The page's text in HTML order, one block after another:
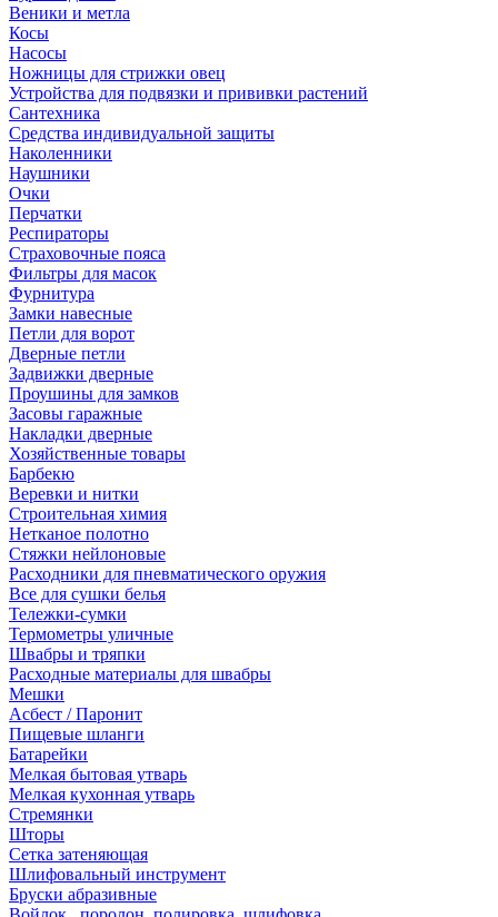
Веники и метла
Косы
Насосы
Ножницы для стрижки овец
Устройства для подвязки и прививки растений
Сантехника
Средства индивидуальной защиты
Наколенники
Наушники
Очки
Перчатки
Респираторы
Страховочные пояса
Фильтры для масок
Фурнитура
Замки навесные
Петли для ворот
Дверные петли
Задвижки дверные
Проушины для замков
Засовы гаражные
Накладки дверные
Хозяйственные товары
Барбекю
Веревки и нитки
Строительная химия
Нетканое полотно
Стяжки нейлоновые
Расходники для пневматического оружия
Все для сушки белья
Тележки-сумки
Термометры уличные
Швабры и тряпки
Расходные материалы для швабры
Мешки
Асбест / Паронит
Пищевые шланги
Батарейки
Мелкая бытовая утварь
Мелкая кухонная утварь
Стремянки
Шторы
Сетка затеняющая
Шлифовальный инструмент
Бруски абразивные